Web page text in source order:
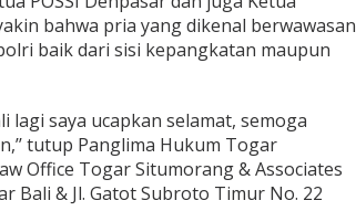
bahwa pria yang dikenal berwawasan
baik dari sisi kepangkatan maupun
lagi saya ucapkan selamat, semoga
tutup Panglima Hukum Togar
Office Togar Situmorang & Associates
Bali & Jl. Gatot Subroto Timur No. 22